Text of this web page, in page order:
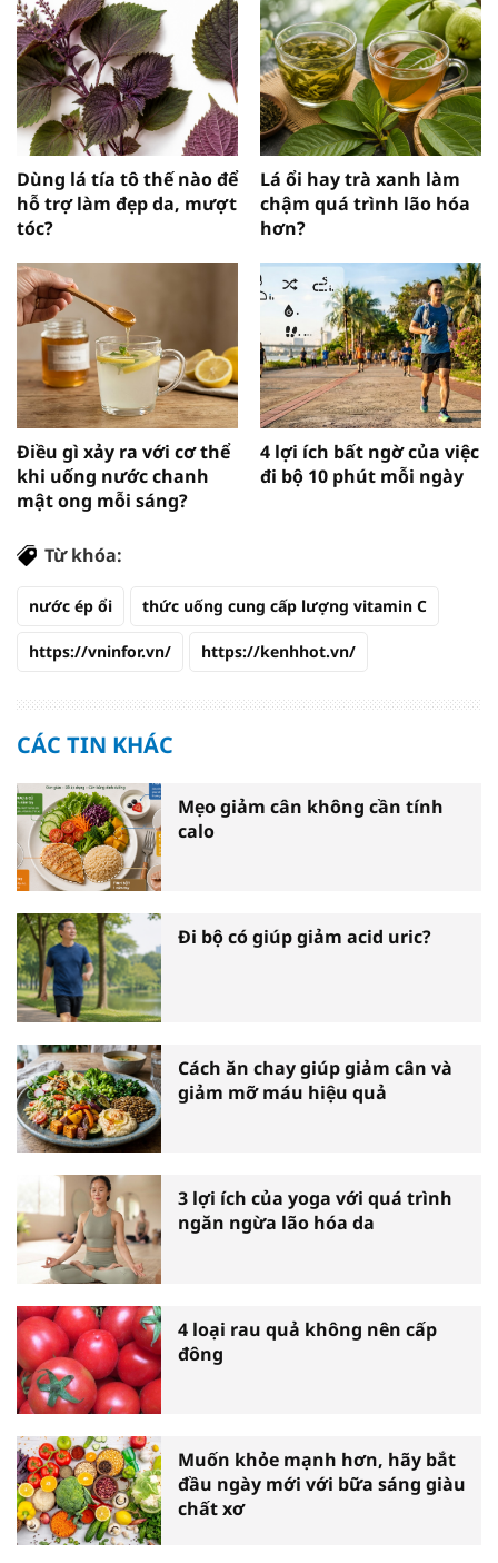
Dùng lá tía tô thế nào để
hỗ trợ làm đẹp da, mượt
tóc?
Lá ổi hay trà xanh làm
chậm quá trình lão hóa
hơn?
Điều gì xảy ra với cơ thể
khi uống nước chanh
mật ong mỗi sáng?
4 lợi ích bất ngờ của việc
đi bộ 10 phút mỗi ngày
Từ khóa:
nước ép ổi thức uống cung cấp lượng vitamin C
https://vninfor.vn/ https://kenhhot.vn/
CÁC TIN KHÁC
Mẹo giảm cân không cần tính
calo
Đi bộ có giúp giảm acid uric?
Cách ăn chay giúp giảm cân và
giảm mỡ máu hiệu quả
3 lợi ích của yoga với quá trình
ngăn ngừa lão hóa da
4 loại rau quả không nên cấp
đông
Muốn khỏe mạnh hơn, hãy bắt
đầu ngày mới với bữa sáng giàu
chất xơ